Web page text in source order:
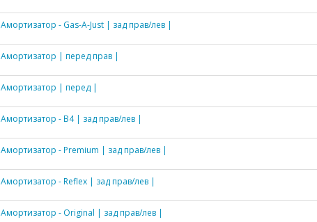
Амортизатор - Gas-A-Just | зад прав/лев |
Амортизатор | перед прав |
Амортизатор | перед |
Амортизатор - B4 | зад прав/лев |
Амортизатор - Premium | зад прав/лев |
Амортизатор - Reflex | зад прав/лев |
Амортизатор - Original | зад прав/лев |